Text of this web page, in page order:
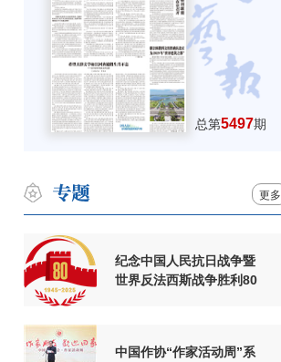
总第5497期
更多
纪念中国人民抗日战争暨
世界反法西斯战争胜利80
中国作协“作家活动周”系